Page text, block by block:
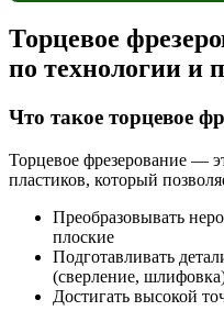
Торцевое
по технологии и
Что такое торцевое
Торцевое фрезерование —
пластиков, который
Преобразовывать
плоские
Подготавливать
(сверление,
Достигать высокой